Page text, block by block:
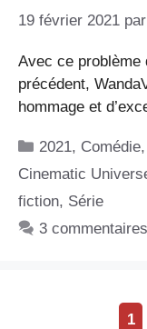
19 février 2021 par
Avec ce problème
précédent,
hommage et
Catégories
2021, Comédie,
Cinematic
fiction, Série
3 commentaires
1